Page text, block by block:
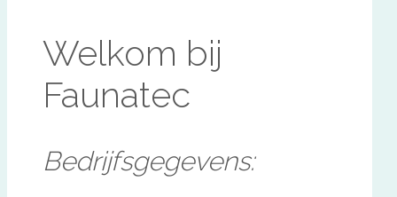
Welkom bij
Faunatec
Bedrijfsgegevens: